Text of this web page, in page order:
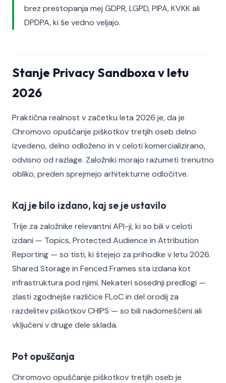
brez prestopanja mej GDPR, LGPD, PIPA, KVKK ali
DPDPA, ki še vedno veljajo.
Stanje Privacy Sandboxa v letu
2026
Praktična realnost v začetku leta 2026 je, da je
Chromovo opuščanje piškotkov tretjih oseb delno
izvedeno, delno odloženo in v celoti komercializirano,
odvisno od razlage. Založniki morajo razumeti trenutno
obliko, preden sprejmejo arhitekturne odločitve.
Kaj je bilo izdano, kaj se je ustavilo
Trije za založnike relevantni API-ji, ki so bili v celoti
izdani — Topics, Protected Audience in Attribution
Reporting — so tisti, ki štejejo za prihodke v letu 2026.
Shared Storage in Fenced Frames sta izdana kot
infrastruktura pod njimi. Nekateri sosednji predlogi —
zlasti zgodnejše različice FLoC in del orodij za
razdelitev piškotkov CHIPS — so bili nadomeščeni ali
vključeni v druge dele sklada.
Pot opuščanja
Chromovo opuščanje piškotkov tretjih oseb je